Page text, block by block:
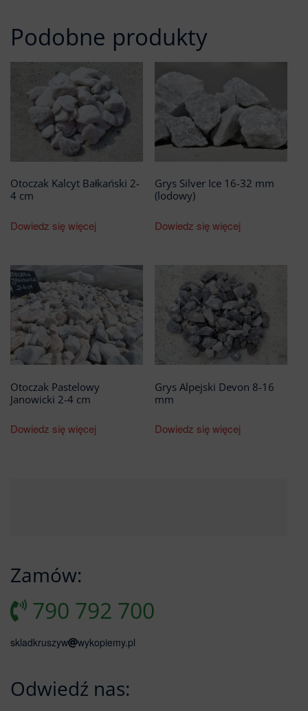
Podobne produkty
Otoczak Kalcyt Bałkański 2-
4 cm
Dowiedz się więcej
Grys Silver Ice 16-32 mm
(lodowy)
Dowiedz się więcej
Otoczak Pastelowy
Janowicki 2-4 cm
Dowiedz się więcej
Grys Alpejski Devon 8-16
mm
Dowiedz się więcej
Zamów:
790 792 700
skladkruszyw wykopiemy.pl
Odwiedź nas: